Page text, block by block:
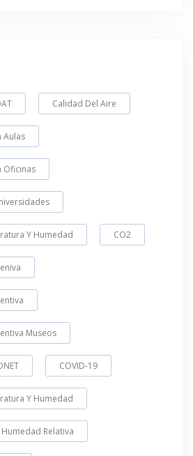
Calidad Del Aire
Aulas
Oficinas
Y Humedad CO2
Museos
COVID-19
Y Humedad
Humedad Relativa